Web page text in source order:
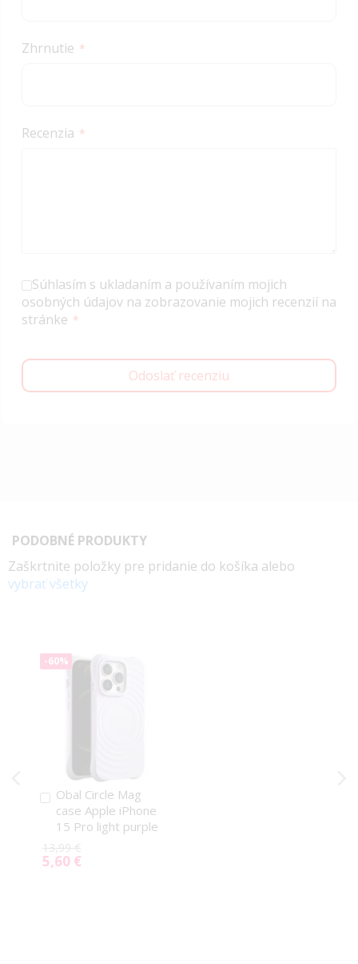
Zhrnutie
Recenzia
Súhlasím s ukladaním a používaním mojich
osobných údajov na zobrazovanie mojich recenzií na
stránke
Odoslať recenziu
PODOBNÉ PRODUKTY
Zaškrtnite položky pre pridanie do košíka alebo
vybrať všetky
-60%
Obal Circle Mag
case Apple iPhone
15 Pro light purple
13,99 €
Special
5,60 €
Pridať
do
košíka